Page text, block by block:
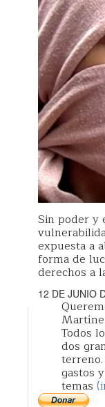
Sin poder y
expuesta a
forma de
derechos a
12 DE JUNIO
Todos
dos
gastos
temas